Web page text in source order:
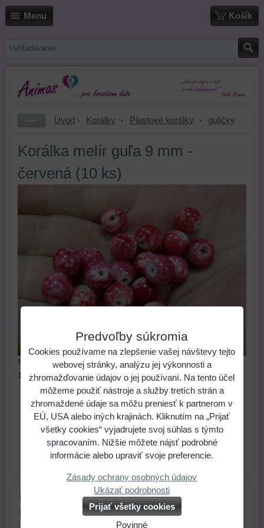
Menu Košík
Úvod Korálky Plastové korálky guličky
Korálka melír guľa 9 mm -
červená (10 ks)
Melírová korálka v tvare guľe s priemerom 9 mm. Cena za
10 ks.
Cena: 0,49 €
ks Do košíka
Skladové číslo:Dostupnosť:Skladom
Farba:
červená
Rozmer:
Predvoľby súkromia
Cookies používame na zlepšenie vašej návštevy tejto
webovej stránky, analýzu jej výkonnosti a
zhromažďovanie údajov o jej používaní. Na tento účel
môžeme použiť nástroje a služby tretích strán a
zhromaždené údaje sa môžu preniesť k partnerom v
EÚ, USA alebo iných krajinách. Kliknutím na „Prijať
všetky cookies“ vyjadrujete svoj súhlas s týmto
spracovaním. Nižšie môžete nájsť podrobné
informácie alebo upraviť svoje preferencie.
Zásady ochrany osobných údajov
Ukázať podrobnosti
Prijať všetky cookies
Povinné